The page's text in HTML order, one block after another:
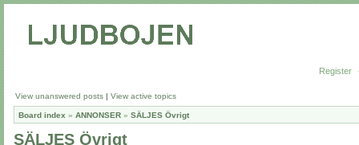
Register
View unanswered posts | View active topics
Board index » ANNONSER » SÄLJES Övrigt
SÄLJES Övrigt